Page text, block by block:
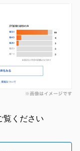
覧ください